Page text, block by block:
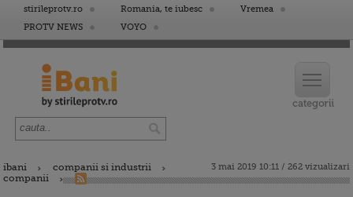
stirileprotv.ro Romania, te iubesc
Vremea
PROTV NEWS
VOYO
ibani
companii si industrii
companii
3 mai 2019 10:11 / 262 vizualizari